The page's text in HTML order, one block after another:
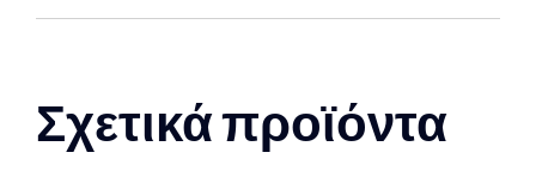
Σχετικά προϊόντα